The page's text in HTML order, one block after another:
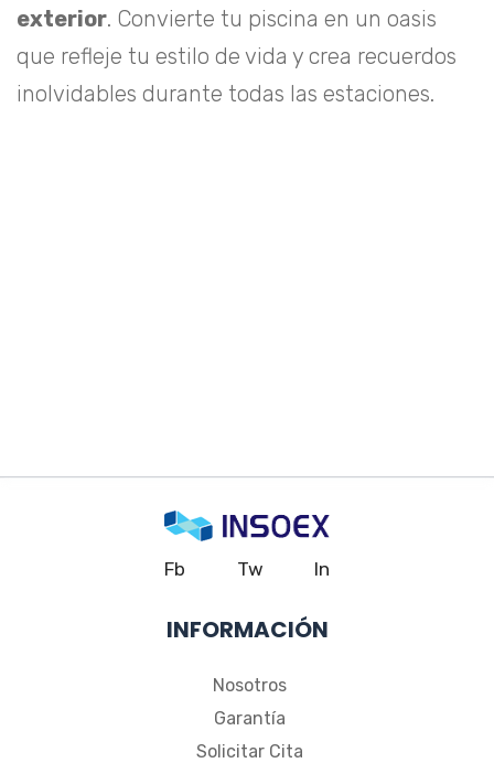
exterior. Convierte tu piscina en un oasis
que refleje tu estilo de vida y crea recuerdos
inolvidables durante todas las estaciones.
Fb Tw In
INFORMACIÓN
Nosotros
Garantía
Solicitar Cita